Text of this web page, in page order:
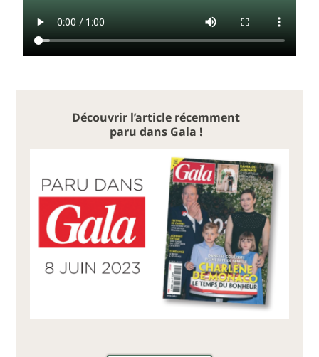
Découvrir l’article récemment
paru dans Gala !